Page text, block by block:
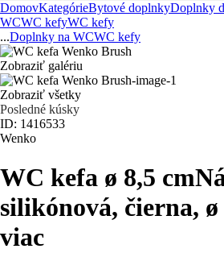
DomovKategórieBytové doplnkyDoplnky
WCWC kefyWC kefy
...Doplnky na WCWC kefy
Zobraziť galériu
Zobraziť všetky
Posledné kúsky
ID: 1416533
Wenko
WC kefa ø 8,5 cm
silikónová, čierna, ø
viac